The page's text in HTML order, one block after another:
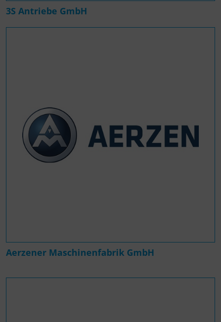
3S Antriebe GmbH
Aerzener Maschinenfabrik GmbH